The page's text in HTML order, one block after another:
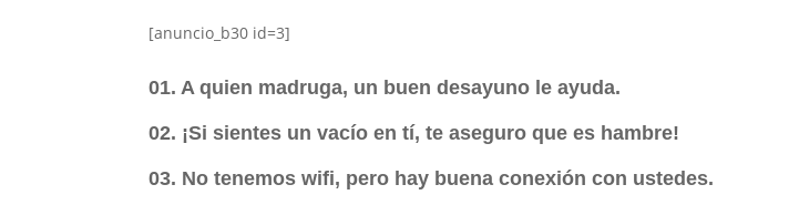
[anuncio_b30 id=3]
01. A quien madruga, un buen desayuno le ayuda.
02. ¡Si sientes un vacío en tí, te aseguro que es hambre!
03. No tenemos wifi, pero hay buena conexión con ustedes.